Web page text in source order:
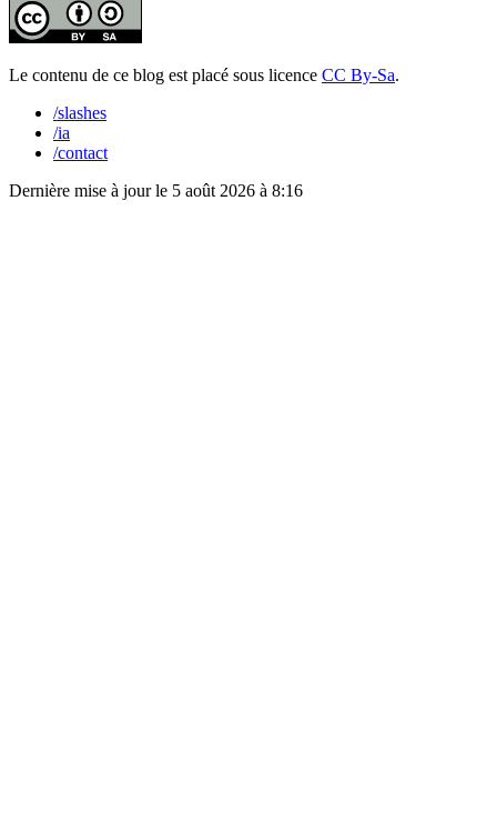
Le contenu de ce blog est placé sous licence CC By-Sa.
/slashes
/ia
/contact
Dernière mise à jour le 5 août 2026 à 8:16